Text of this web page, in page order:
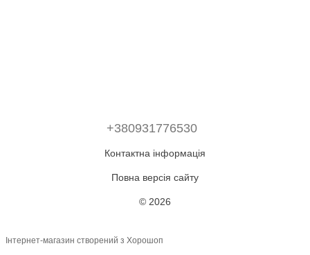
+380931776530
Контактна інформація
Повна версія сайту
© 2026
Інтернет-магазин створений з Хорошоп